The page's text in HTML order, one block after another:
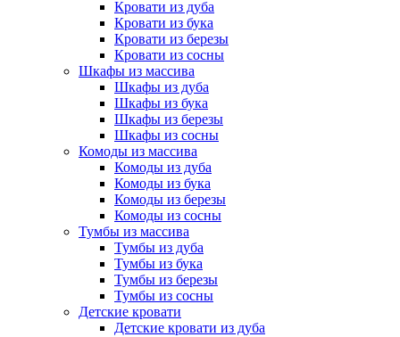
Кровати из дуба
Кровати из бука
Кровати из березы
Кровати из сосны
Шкафы из массива
Шкафы из дуба
Шкафы из бука
Шкафы из березы
Шкафы из сосны
Комоды из массива
Комоды из дуба
Комоды из бука
Комоды из березы
Комоды из сосны
Тумбы из массива
Тумбы из дуба
Тумбы из бука
Тумбы из березы
Тумбы из сосны
Детские кровати
Детские кровати из дуба